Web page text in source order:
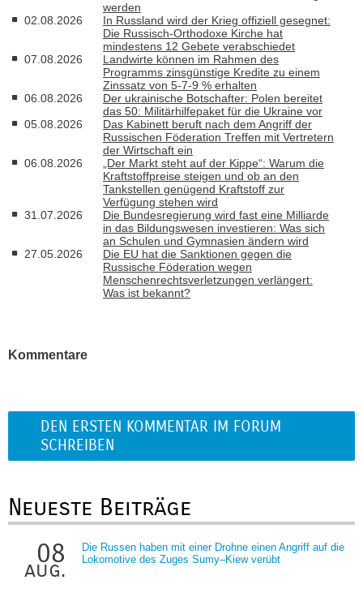
werden
02.08.2026
In Russland wird der Krieg offiziell gesegnet:
Die Russisch-Orthodoxe Kirche hat
mindestens 12 Gebete verabschiedet
07.08.2026
Landwirte können im Rahmen des
Programms zinsgünstige Kredite zu einem
Zinssatz von 5-7-9 % erhalten
06.08.2026
Der ukrainische Botschafter: Polen bereitet
das 50: Militärhilfepaket für die Ukraine vor
05.08.2026
Das Kabinett beruft nach dem Angriff der
Russischen Föderation Treffen mit Vertretern
der Wirtschaft ein
06.08.2026
„Der Markt steht auf der Kippe“: Warum die
Kraftstoffpreise steigen und ob an den
Tankstellen genügend Kraftstoff zur
Verfügung stehen wird
31.07.2026
Die Bundesregierung wird fast eine Milliarde
in das Bildungswesen investieren: Was sich
an Schulen und Gymnasien ändern wird
27.05.2026
Die EU hat die Sanktionen gegen die
Russische Föderation wegen
Menschenrechtsverletzungen verlängert:
Was ist bekannt?
Kommentare
DEN ERSTEN KOMMENTAR IM FORUM
SCHREIBEN
Neueste Beiträge
08
aug.
Die Russen haben mit einer Drohne einen Angriff auf die
Lokomotive des Zuges Sumy–Kiew verübt